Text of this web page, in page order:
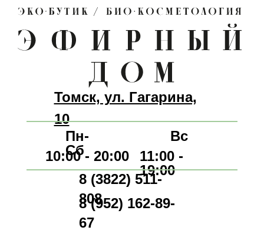
Заполните анкету
потратив 1 минуту
и мы подберем для вас
персональный уход
Напишите нам, и мы
поможем подобрать
правильный уход
8 (3822) 511-
808
8 (952) 162-89-
67
Вс
Пн-
Сб
11:00 -
19:00
10:00 - 20:00
Томск, ул. Гагарина,
10